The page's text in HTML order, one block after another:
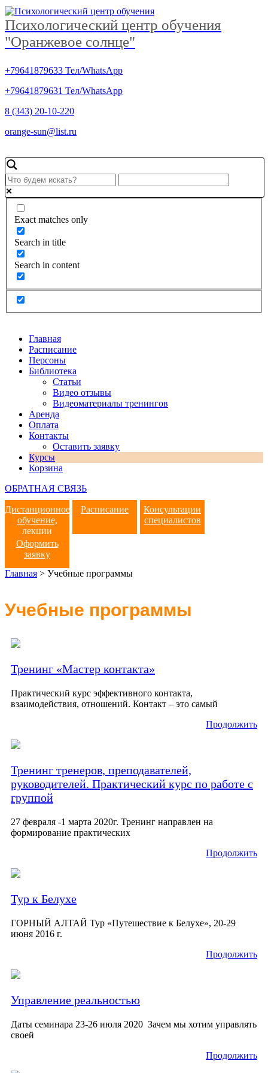
Психологический центр обучения
"Оранжевое солнце"
+79641879633 Тел/WhatsApp
+79641879631 Тел/WhatsApp
8 (343) 20-10-220
orange-sun@list.ru
Exact matches only
Search in title
Search in content
Главная
Расписание
Персоны
Библиотека
Статьи
Видео отзывы
Видеоматериалы тренингов
Аренда
Оплата
Контакты
Оставить заявку
Курсы
Корзина
ОБРАТНАЯ СВЯЗЬ
Дистанционное
обучение,
лекции
Расписание
Консультации
специалистов
Оформить
заявку
Главная > Учебные программы
Учебные программы
Тренинг «Мастер контакта»
Практический курс эффективного контакта,
взаимодействия, отношений. Контакт – это самый
Продолжить
Тренинг тренеров, преподавателей,
руководителей. Практический курс по работе с
группой
27 февраля -1 марта 2020г. Тренинг направлен на
формирование практических
Продолжить
Тур к Белухе
ГОРНЫЙ АЛТАЙ Тур «Путешествие к Белухе», 20-29
июня 2016 г.
Продолжить
Управление реальностью
Даты семинара 23-26 июля 2020 Зачем мы хотим управлять
своей
Продолжить